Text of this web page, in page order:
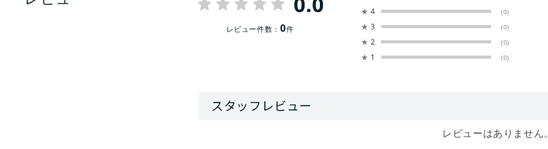
レビュー件数：0件
★ 4 (0)
★ 3 (0)
★ 2 (0)
★ 1 (0)
レビューはありません